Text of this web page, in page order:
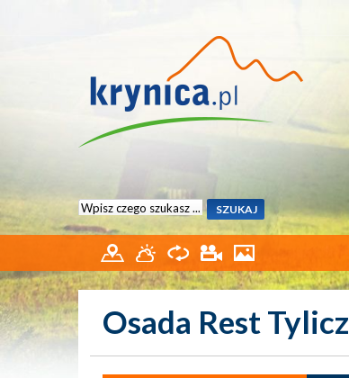
Osada Rest Tylicz